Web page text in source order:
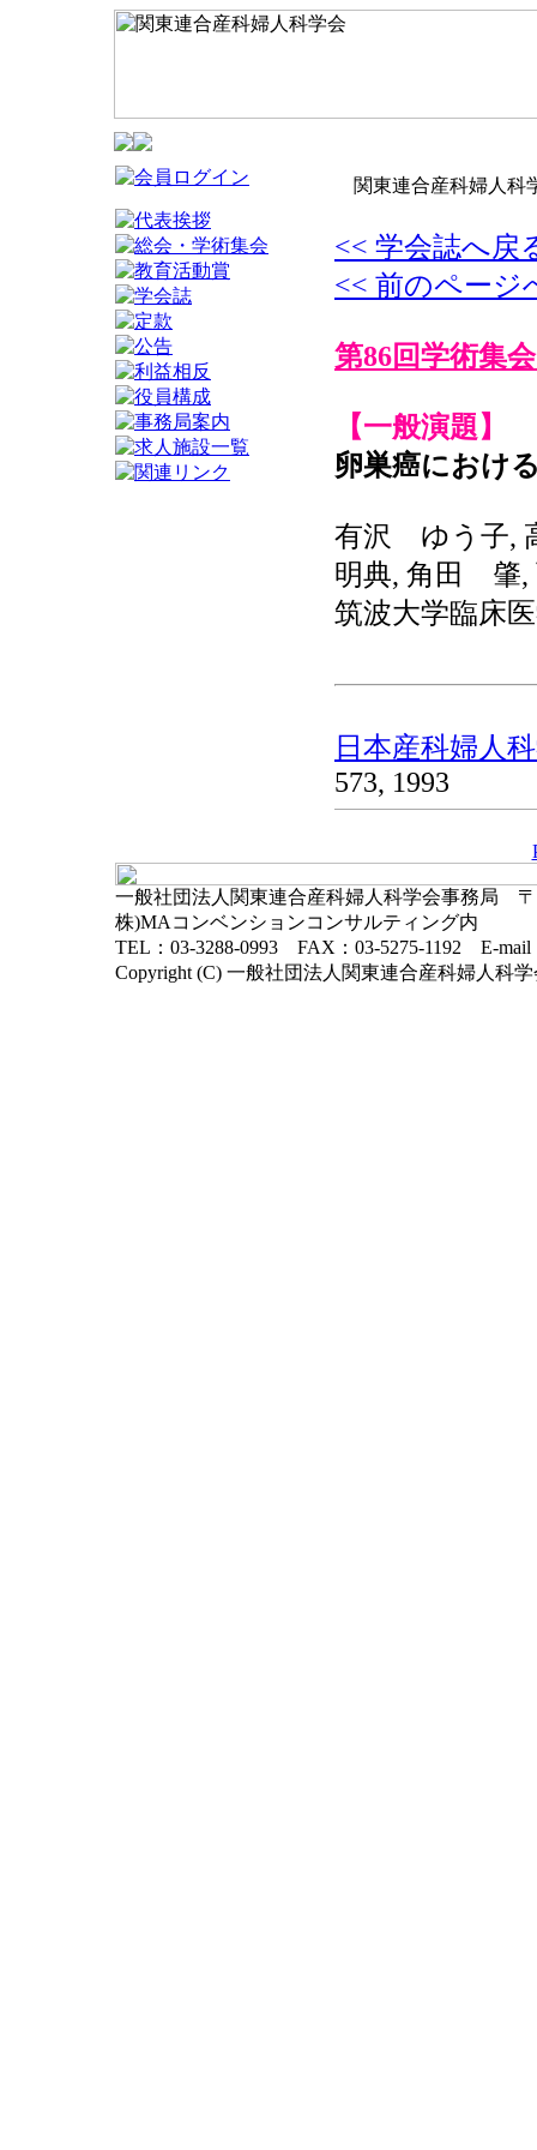
関東連合産科婦人科
<< 学会誌へ戻
<< 前のページ
第86回学術集会
【一般演題】
卵巣癌におけ
有沢 ゆう子,
明典, 角田 肇
筑波大学臨床
日本産科婦人
573, 1993
一般社団法人関東連合産科婦人科学会事務局 〒
株)MAコンベンションコンサルティング内
TEL：03-3288-0993 FAX：03-5275-1192 E-mail
Copyright (C) 一般社団法人関東連合産科婦人科